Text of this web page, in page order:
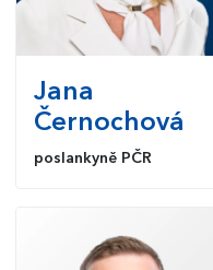
Jana
Černochová
poslankyně PČR